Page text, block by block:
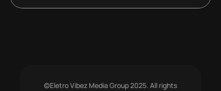
©Eletro Vibez Media Group 2025. All rights